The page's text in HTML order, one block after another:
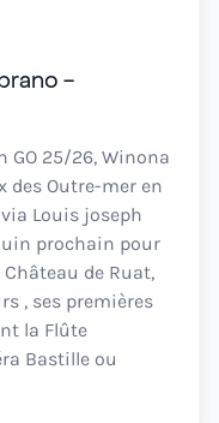
-
GO 25/26, Winona
des Outre-mer en
Louis joseph
prochain pour
de Ruat,
, ses premières
la Flûte
Bastille ou